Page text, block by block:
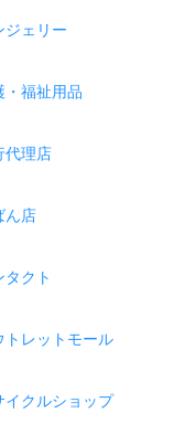
ジェリー
・福祉用品
代理店
ん店
クト
トレットモール
イクルショップ